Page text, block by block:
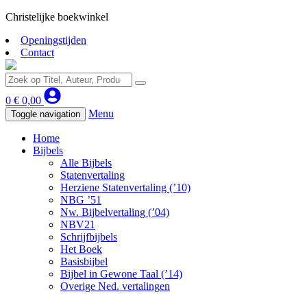
Christelijke boekwinkel
Openingstijden
Contact
0 € 0,00
Toggle navigation Menu
Home
Bijbels
Alle Bijbels
Statenvertaling
Herziene Statenvertaling (’10)
NBG ’51
Nw. Bijbelvertaling (’04)
NBV21
Schrijfbijbels
Het Boek
Basisbijbel
Bijbel in Gewone Taal (’14)
Overige Ned. vertalingen